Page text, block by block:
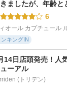
ましたが、年齢
6
オール カプチュール
ンキングIN
14日店頭発売！人
ーアル